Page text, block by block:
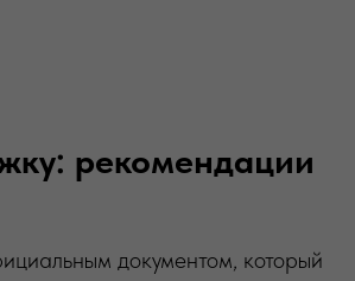
рекомендации
документом, который